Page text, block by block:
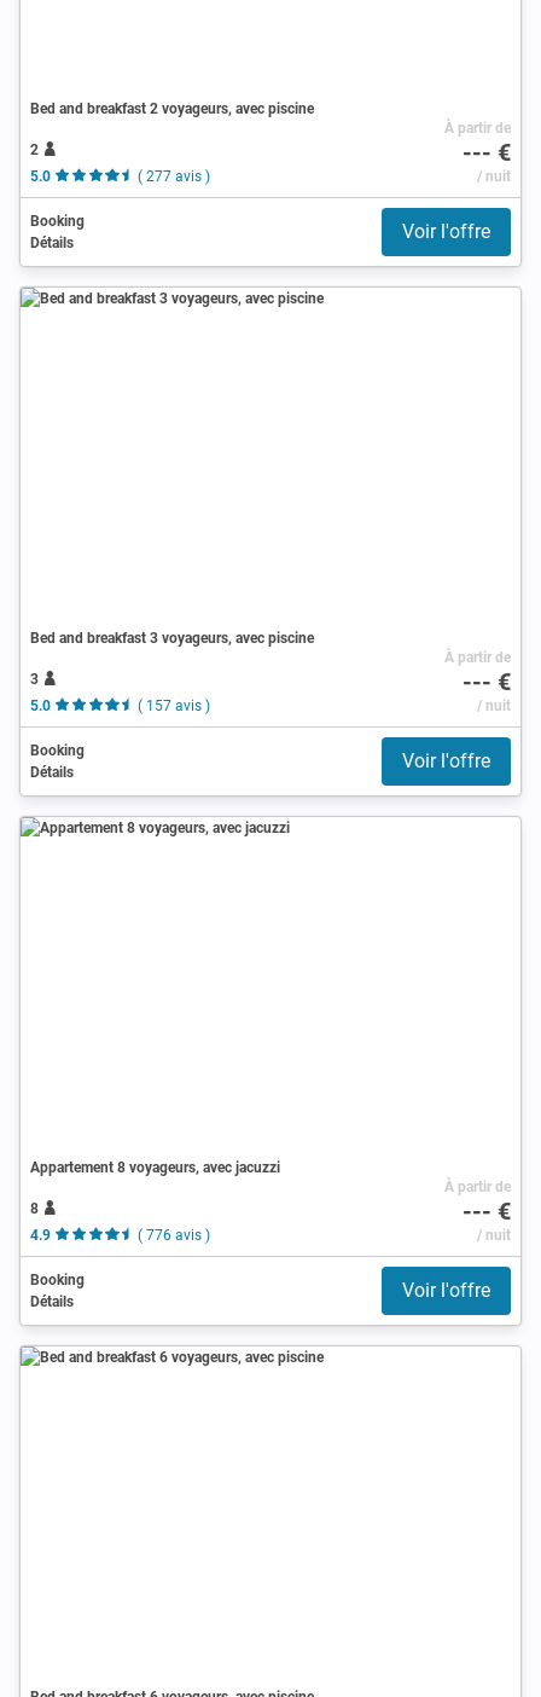
Bed and breakfast 2 voyageurs, avec piscine
2
5.0
( 277 avis )
À partir de
--- €
/ nuit
Booking
Détails
Voir l'offre
Bed and breakfast 3 voyageurs, avec piscine
3
5.0
( 157 avis )
À partir de
--- €
/ nuit
Booking
Détails
Voir l'offre
Appartement 8 voyageurs, avec jacuzzi
8
4.9
( 776 avis )
À partir de
--- €
/ nuit
Booking
Détails
Voir l'offre